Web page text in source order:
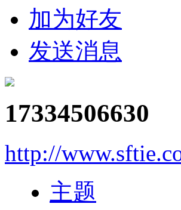
加为好友
发送消息
17334506630
http://
主题